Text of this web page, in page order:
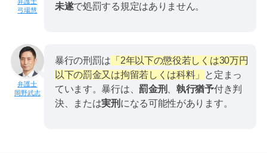
弓場慧
未遂で処罰する規定はありません。
岡野武志
暴行の刑罰は 「2年以下の懲役若しくは30万円
以下の罰金又は拘留若しくは科料」
と定まっ
ています。暴行は、罰金刑 、執行猶予付き判
決、または実刑 になる可能性があります。